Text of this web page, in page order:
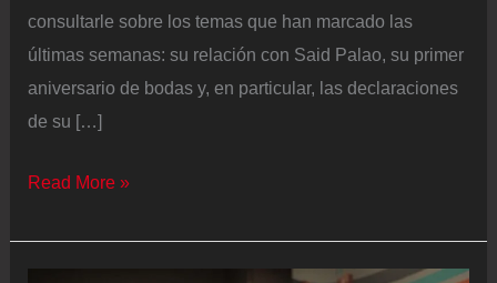
consultarle sobre los temas que han marcado las
últimas semanas: su relación con Said Palao, su primer
aniversario de bodas y, en particular, las declaraciones
de su […]
Alejandra
rompe
Read More »